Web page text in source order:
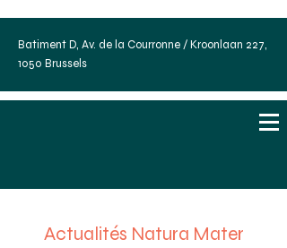
Batiment D, Av. de la Courronne / Kroonlaan 227,
1050 Brussels
Actualités Natura Mater